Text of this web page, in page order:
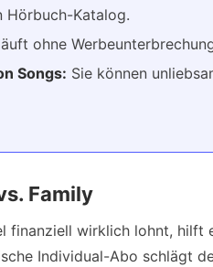
Hörbuch-Katalog.
ohne
Songs: Sie können
Family
finanziell wirklich lohnt, hilft
Individual-Abo schlägt